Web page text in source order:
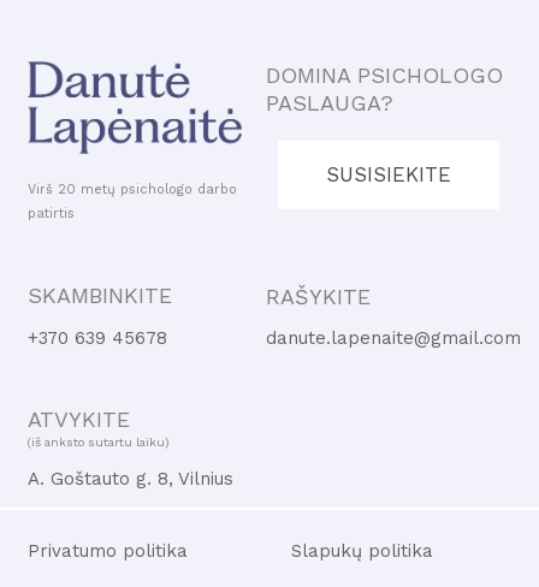
Virš 20 metų psichologo darbo
patirtis
DOMINA PSICHOLOGO
PASLAUGA?
SUSISIEKITE
SKAMBINKITE
+370 639 45678
RAŠYKITE
danute.lapenaite@gmail.com
ATVYKITE
(iš anksto sutartu laiku)
A. Goštauto g. 8, Vilnius
Privatumo politika Slapukų politika